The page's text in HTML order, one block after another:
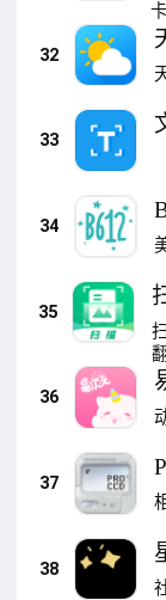
32
33
34
35
36
37
38